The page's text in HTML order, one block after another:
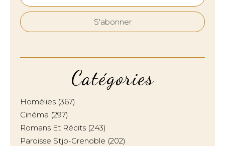
Catégories
Homélies (367)
Cinéma (297)
Romans Et Récits (243)
Paroisse Stjo-Grenoble (202)